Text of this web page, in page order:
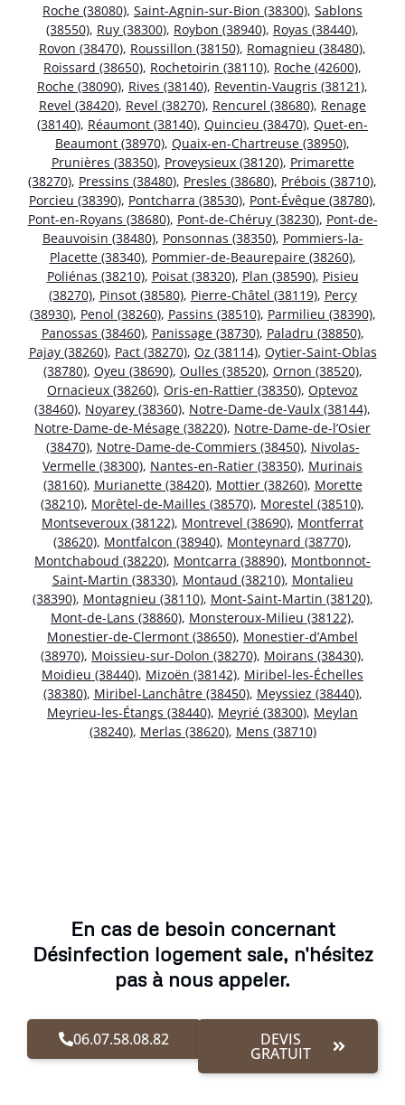
Roche (38080), Saint-Agnin-sur-Bion (38300), Sablons
(38550), Ruy (38300), Roybon (38940), Royas (38440),
Rovon (38470), Roussillon (38150), Romagnieu (38480),
Roissard (38650), Rochetoirin (38110), Roche (42600),
Roche (38090), Rives (38140), Reventin-Vaugris (38121),
Revel (38420), Revel (38270), Rencurel (38680), Renage
(38140), Réaumont (38140), Quincieu (38470), Quet-en-
Beaumont (38970), Quaix-en-Chartreuse (38950),
Prunières (38350), Proveysieux (38120), Primarette
(38270), Pressins (38480), Presles (38680), Prébois (38710),
Porcieu (38390), Pontcharra (38530), Pont-Évêque (38780),
Pont-en-Royans (38680), Pont-de-Chéruy (38230), Pont-de-
Beauvoisin (38480), Ponsonnas (38350), Pommiers-la-
Placette (38340), Pommier-de-Beaurepaire (38260),
Poliénas (38210), Poisat (38320), Plan (38590), Pisieu
(38270), Pinsot (38580), Pierre-Châtel (38119), Percy
(38930), Penol (38260), Passins (38510), Parmilieu (38390),
Panossas (38460), Panissage (38730), Paladru (38850),
Pajay (38260), Pact (38270), Oz (38114), Oytier-Saint-Oblas
(38780), Oyeu (38690), Oulles (38520), Ornon (38520),
Ornacieux (38260), Oris-en-Rattier (38350), Optevoz
(38460), Noyarey (38360), Notre-Dame-de-Vaulx (38144),
Notre-Dame-de-Mésage (38220), Notre-Dame-de-l’Osier
(38470), Notre-Dame-de-Commiers (38450), Nivolas-
Vermelle (38300), Nantes-en-Ratier (38350), Murinais
(38160), Murianette (38420), Mottier (38260), Morette
(38210), Morêtel-de-Mailles (38570), Morestel (38510),
Montseveroux (38122), Montrevel (38690), Montferrat
(38620), Montfalcon (38940), Monteynard (38770),
Montchaboud (38220), Montcarra (38890), Montbonnot-
Saint-Martin (38330), Montaud (38210), Montalieu
(38390), Montagnieu (38110), Mont-Saint-Martin (38120),
Mont-de-Lans (38860), Monsteroux-Milieu (38122),
Monestier-de-Clermont (38650), Monestier-d’Ambel
(38970), Moissieu-sur-Dolon (38270), Moirans (38430),
Moidieu (38440), Mizoën (38142), Miribel-les-Échelles
(38380), Miribel-Lanchâtre (38450), Meyssiez (38440),
Meyrieu-les-Étangs (38440), Meyrié (38300), Meylan
(38240), Merlas (38620), Mens (38710)
En cas de besoin concernant
Désinfection logement sale, n'hésitez
pas à nous appeler.
06.07.58.08.82 DEVIS
GRATUIT